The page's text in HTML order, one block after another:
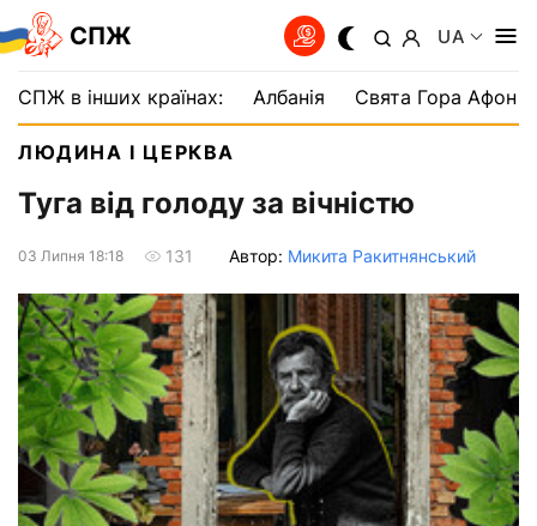
СПЖ UA
СПЖ в інших країнах: Албанія Свята Гора Афон
ЛЮДИНА І ЦЕРКВА
Туга від голоду за вічністю
03 Липня 18:18 131 Автор: Микита Ракитнянський